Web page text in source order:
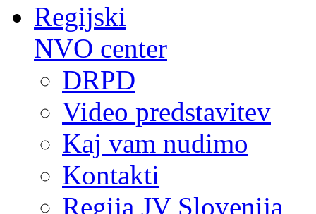
Regijski
NVO center
DRPD
Video predstavitev
Kaj vam nudimo
Kontakti
Regija JV Slovenija